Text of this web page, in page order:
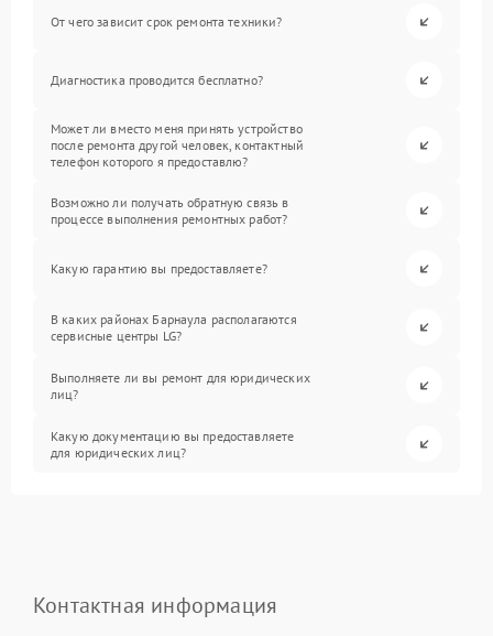
От чего зависит срок ремонта техники?
Диагностика проводится бесплатно?
Может ли вместо меня принять устройство
после ремонта другой человек, контактный
телефон которого я предоставлю?
Возможно ли получать обратную связь в
процессе выполнения ремонтных работ?
Какую гарантию вы предоставляете?
В каких районах Барнаула располагаются
сервисные центры LG?
Выполняете ли вы ремонт для юридических
лиц?
Какую документацию вы предоставляете
для юридических лиц?
Контактная информация